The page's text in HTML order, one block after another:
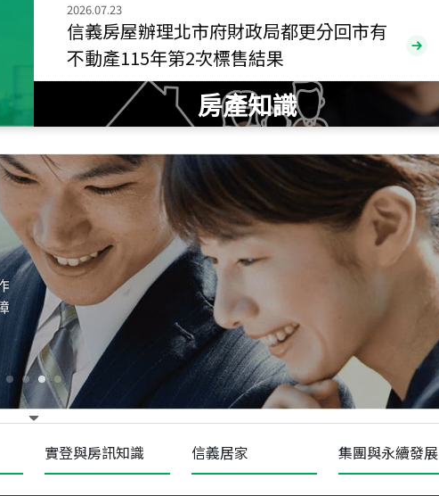
115 07 月 成交
捷豹
台北市中山區長春路
總價
115年07月 成交
十泉十美
台北市北投區光明路
總價
1,020萬
年 07 月 成交
四維天廈
新竹市新竹市四維路
總價
490萬
115 月 成交
菁英典藏
新竹市新竹市慈祥路
1,808
2026.07.23
信義房屋辦理北市府財政局都更分回市有
不動產115年第2次標售結果
房產知識
實登與房訊知識 信義居家 集團與永續發展